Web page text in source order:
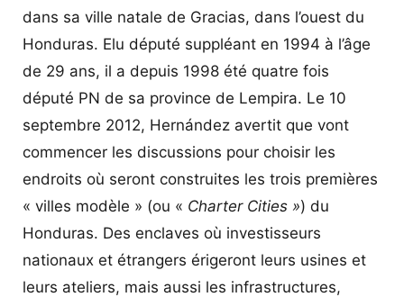
dans sa ville natale de Gracias, dans l’ouest du
Honduras. Elu député suppléant en 1994 à l’âge
de 29 ans, il a depuis 1998 été quatre fois
député PN de sa province de Lempira. Le 10
septembre 2012, Hernández avertit que vont
commencer les discussions pour choisir les
endroits où seront construites les trois premières
« villes modèle » (ou « Charter Cities ») du
Honduras. Des enclaves où investisseurs
nationaux et étrangers érigeront leurs usines et
leurs ateliers, mais aussi les infrastructures,